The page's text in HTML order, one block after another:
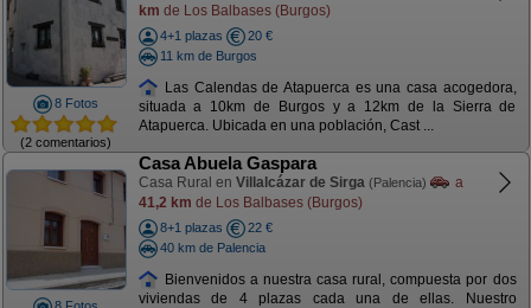
8 Fotos
(2 comentarios)
km de Los Balbases (Burgos)
4+1 plazas
20 €
11 km de Burgos
Las Calendas de Atapuerca es una casa acogedora,
situada a 10km de Burgos y a 12km de la Sierra de
Atapuerca. Ubicada en una población, Cast ...
Casa Abuela Gaspara
Casa Rural en Villalcázar de Sirga (Palencia)
a
41,2 km de Los Balbases (Burgos)
8+1 plazas
22 €
40 km de Palencia
Bienvenidos a nuestra casa rural, compuesta por dos
viviendas de 4 plazas cada una de ellas. Nuestro